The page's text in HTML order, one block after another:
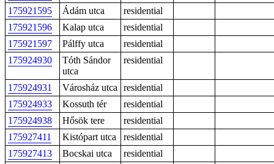
175921595
Ádám utca
residential
175921596
Kalap utca
residential
175921597
Pálffy utca
residential
175924930
Tóth Sándor
utca
residential
175924931 Városház utca
residential
175924933
Kossuth tér
residential
175924938
Hősök tere
residential
175927411
Kistópart utca
residential
175927413
Bocskai utca
residential